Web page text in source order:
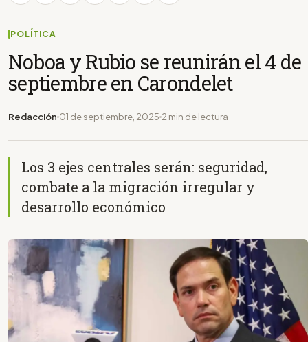
POLÍTICA
Noboa y Rubio se reunirán el 4 de
septiembre en Carondelet
Redacción 01 de septiembre, 2025 2 min de lectura
Los 3 ejes centrales serán: seguridad,
combate a la migración irregular y
desarrollo económico